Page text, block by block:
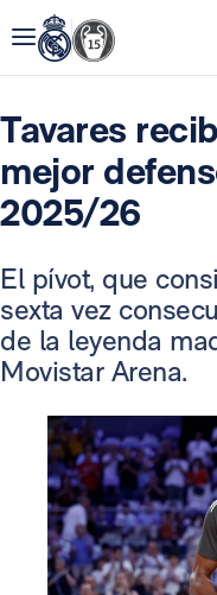
Tavares
mejor
2025/26
El pívot, que
sexta vez
de la leyenda
Movistar Arena.